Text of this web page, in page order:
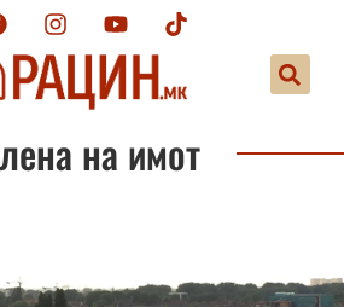
на имот